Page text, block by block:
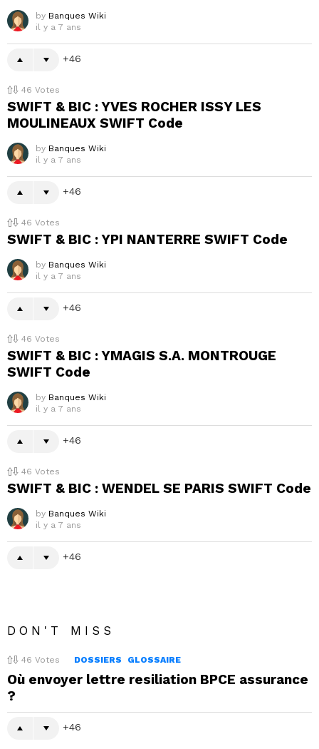
by Banques Wiki
il y a 7 ans
46
46 Votes
SWIFT & BIC : YVES ROCHER ISSY LES
MOULINEAUX SWIFT Code
by Banques Wiki
il y a 7 ans
46
46 Votes
SWIFT & BIC : YPI NANTERRE SWIFT Code
by Banques Wiki
il y a 7 ans
46
46 Votes
SWIFT & BIC : YMAGIS S.A. MONTROUGE
SWIFT Code
by Banques Wiki
il y a 7 ans
46
46 Votes
SWIFT & BIC : WENDEL SE PARIS SWIFT Code
by Banques Wiki
il y a 7 ans
46
DON'T MISS
46 Votes DOSSIERS GLOSSAIRE
Où envoyer lettre resiliation BPCE assurance
?
46